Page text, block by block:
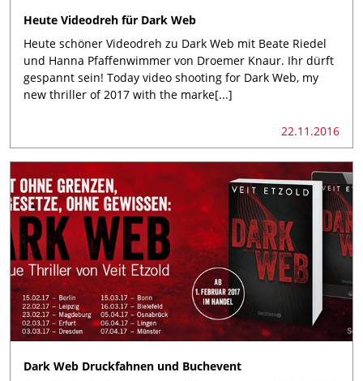
Heute Videodreh für Dark Web
Heute schöner Videodreh zu Dark Web mit Beate Riedel
und Hanna Pfaffenwimmer von Droemer Knaur. Ihr dürft
gespannt sein! Today video shooting for Dark Web, my
new thriller of 2017 with the marke[...]
22.11.2016
Dark Web Druckfahnen und Buchevent